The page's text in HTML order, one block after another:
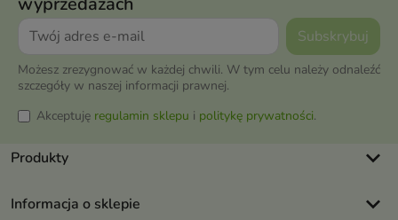
Możesz zrezygnować w każdej chwili. W tym celu należy odnaleźć
szczegóły w naszej informacji prawnej.
Akceptuję regulamin sklepu i politykę prywatności.
Produkty keyboard_arrow_down
Informacja o sklepie keyboard_arrow_down